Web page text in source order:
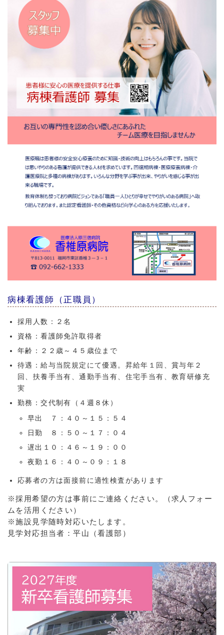
病棟看護師（正職員）
採用人数：２名
資格：看護師免許取得者
年齢：２２歳～４５歳位まで
待遇：給与当院規定にて優遇。昇給年１回、賞与年２
回、扶養手当有、通勤手当有、住宅手当有、教育研修充
実
勤務：交代制有（４週８休）
早出 ７：４０～１５：５４
日勤 ８：５０～１７：０４
遅出１０：４６～１９：００
夜勤１６：４０～０９：１８
応募者の方は面接前に適性検査があります
※採用希望の方は事前にご連絡ください。（求人フォー
ムを活用ください）
※施設見学随時対応いたします。
見学対応担当者：平山（看護部）